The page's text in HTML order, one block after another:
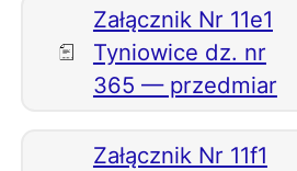
Załącznik Nr 11e1
Tyniowice dz. nr
365 — przedmiar
Załącznik Nr 11f1